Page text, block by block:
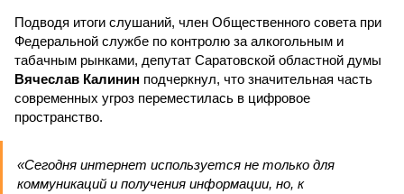
Подводя итоги слушаний, член Общественного совета при
Федеральной службе по контролю за алкогольным и
табачным рынками, депутат Саратовской областной думы
Вячеслав Калинин подчеркнул, что значительная часть
современных угроз переместилась в цифровое
пространство.
«Сегодня интернет используется не только для
коммуникаций и получения информации, но, к